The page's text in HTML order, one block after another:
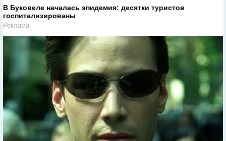
В Буковеле началась эпидемия: десятки туристов
госпитализированы
Реклама